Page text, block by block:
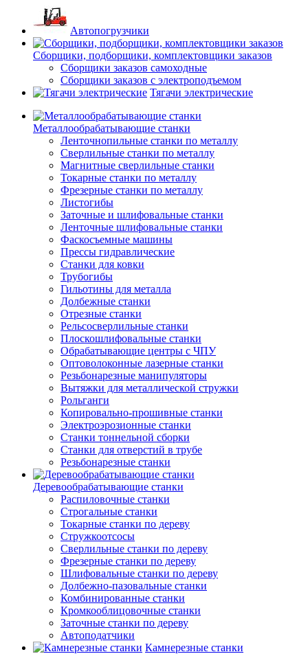
Автопогрузчики
Сборщики, подборщики, комплектовщики заказов
Сборщики заказов самоходные
Сборщики заказов с электроподъемом
Тягачи электрические
Металлообрабатывающие станки
Ленточнопильные станки по металлу
Сверлильные станки по металлу
Магнитные сверлильные станки
Токарные станки по металлу
Фрезерные станки по металлу
Листогибы
Заточные и шлифовальные станки
Ленточные шлифовальные станки
Фаскосъемные машины
Прессы гидравлические
Станки для ковки
Трубогибы
Гильотины для металла
Долбежные станки
Отрезные станки
Рельсосверлильные станки
Плоскошлифовальные станки
Обрабатывающие центры с ЧПУ
Оптоволоконные лазерные станки
Резьбонарезные манипуляторы
Вытяжки для металлической стружки
Рольганги
Копировально-прошивные станки
Электроэрозионные станки
Станки тоннельной сборки
Станки для отверстий в трубе
Резьбонарезные станки
Деревообрабатывающие станки
Распиловочные станки
Строгальные станки
Токарные станки по дереву
Стружкоотсосы
Сверлильные станки по дереву
Фрезерные станки по дереву
Шлифовальные станки по дереву
Долбежно-пазовальные станки
Комбинированные станки
Кромкооблицовочные станки
Заточные станки по дереву
Автоподатчики
Камнерезные станки